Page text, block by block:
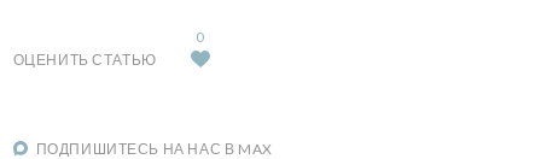
ОЦЕНИТЬ СТАТЬЮ
0
ПОДПИШИТЕСЬ НА НАС В MAX